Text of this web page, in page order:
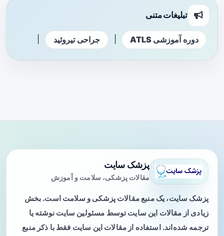
تبلیغات متنی
دوره آموزشی ATLS جراحی تیروئید
پزشک سایت
مقالات پزشکی، سلامت و آموزش
پزشک سایت، یک منبع مقالات پزشکی و سلامت است. بخش
زیادی از مقالات این سایت توسط مسئولین سایت نوشته یا
ترجمه شده‌اند. استفاده از مقالات این سایت فقط با ذکر منبع